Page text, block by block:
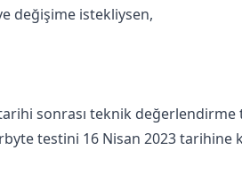
değişime istekliysen,
sonrası teknik değerlendirme
testini 16 Nisan 2023 tarihine